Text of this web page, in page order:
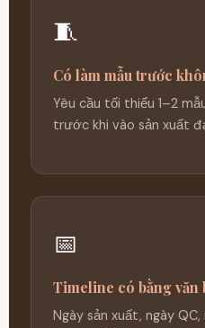
🧵
Có làm mẫu trước
Yêu cầu tối thiểu 1–2
trước khi vào sản xuất
📅
Timeline có bằng văn
Ngày sản xuất, ngày